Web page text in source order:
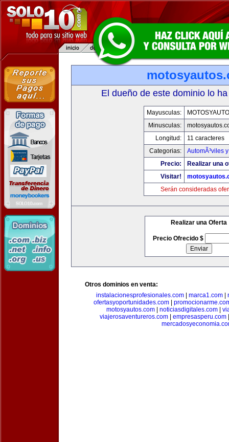
El dueño de este dominio lo
Mayusculas:
Minusculas:
Longitud:
11 caracteres
Categorias:
AutomÃ³viles
Precio:
Realizar una
Visitar!
Serán consideradas
Realizar una Oferta
Precio Ofrecido $
Otros dominios en venta:
instalacionesprofesionales.com| marca1.com|
ofertasyoportunidades.com
motosyautos.com
noticiasdigitales.com
viajerosaventureros.com| empresasperu.com